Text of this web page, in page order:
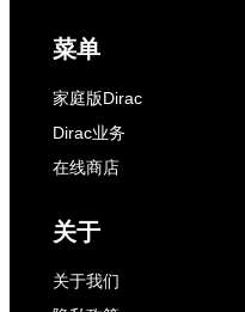
菜单
家庭版Dirac
Dirac业务
在线商店
关于
关于我们